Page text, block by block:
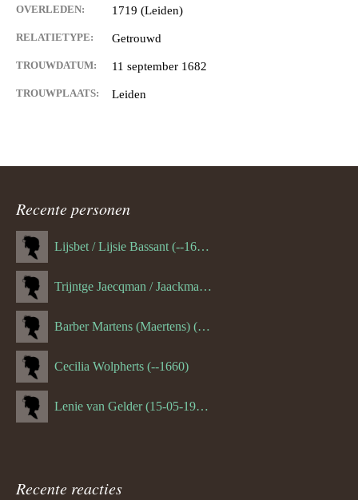
OVERLEDEN: 1719 (Leiden)
RELATIETYPE: Getrouwd
TROUWDATUM: 11 september 1682
TROUWPLAATS: Leiden
Recente personen
Lijsbet / Lijsie Bassant (--1687)
Trijntge Jaecqman / Jaackman (--1651)
Barber Martens (Maertens) (--1658)
Cecilia Wolpherts (--1660)
Lenie van Gelder (15-05-1970)
Recente reacties